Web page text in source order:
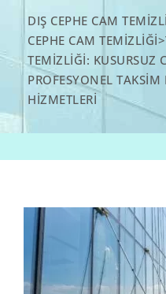
DIŞ CEPHE CAM
CEPHE CAM TEMIZLIĞI>
TEMIZLIĞI: KUSURSUZ
PROFESYONEL
HIZMETLERI